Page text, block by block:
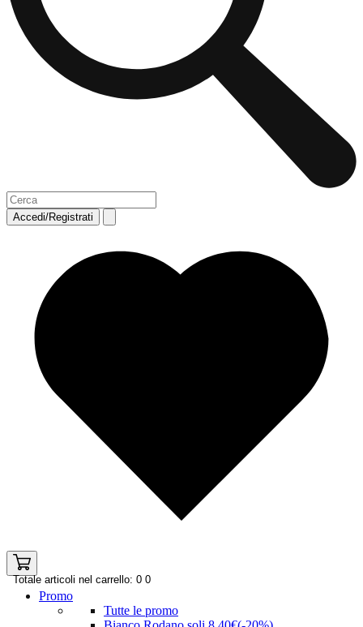
Accedi/Registrati
Totale articoli nel carrello: 0 0
Promo
Tutte le promo